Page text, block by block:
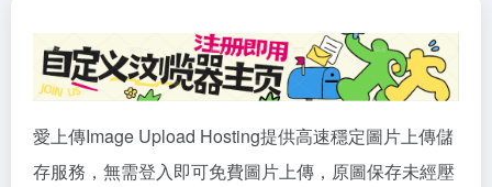
愛上傳Image Upload Hosting提供高速穩定圖片上傳儲
存服務，無需登入即可免費圖片上傳，原圖保存未經壓